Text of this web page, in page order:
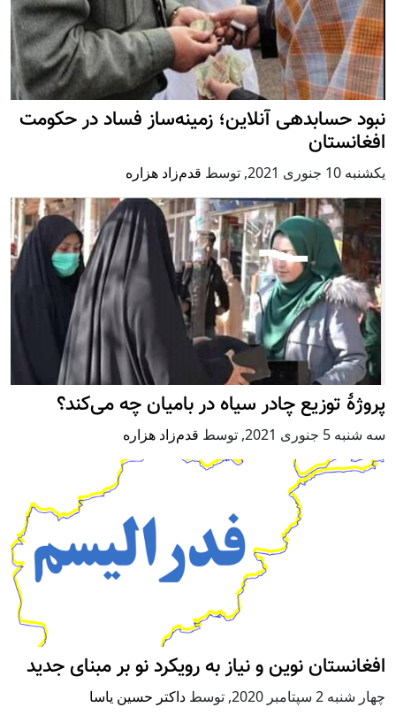
نبود حسابدهی آنلاین؛ زمینه‌ساز فساد در حکومت
افغانستان
يكشنبه 10 جنوری 2021 , توسط قدم‌زاد هزاره
پروژۀ توزیع چادر سیاه در بامیان چه می‌کند؟
سه شنبه 5 جنوری 2021 , توسط قدم‌زاد هزاره
افغانستان نوین و نیاز به رویکرد نو بر مبنای جدید
چهار شنبه 2 سپتامبر 2020 , توسط داکتر حسین یاسا